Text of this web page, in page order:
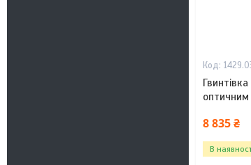
8 835 ₴
В